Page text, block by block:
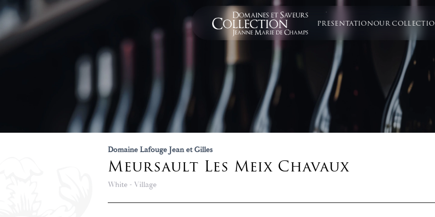
PRESENTATIONOUR
Domaine Lafouge Jean et Gilles
Meursault Les Meix Chavaux
White - Village